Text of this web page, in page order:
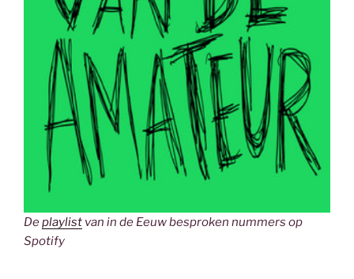
Deplaylist van in de Eeuw besproken nummers op
Spotify